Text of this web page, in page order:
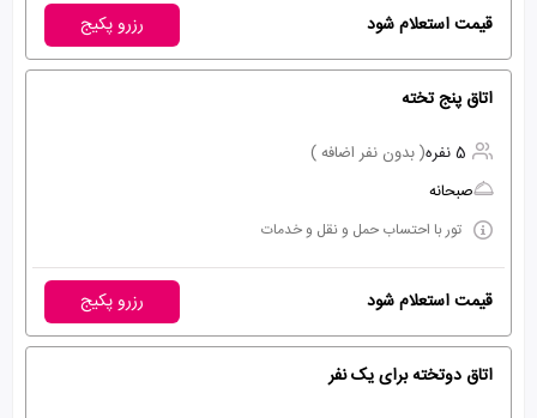
قیمت استعلام شود رزرو پکیج
اتاق پنج تخته
5 نفره
( بدون نفر اضافه )
صبحانه
تور با احتساب حمل و نقل و خدمات
قیمت استعلام شود رزرو پکیج
اتاق دوتخته برای یک نفر